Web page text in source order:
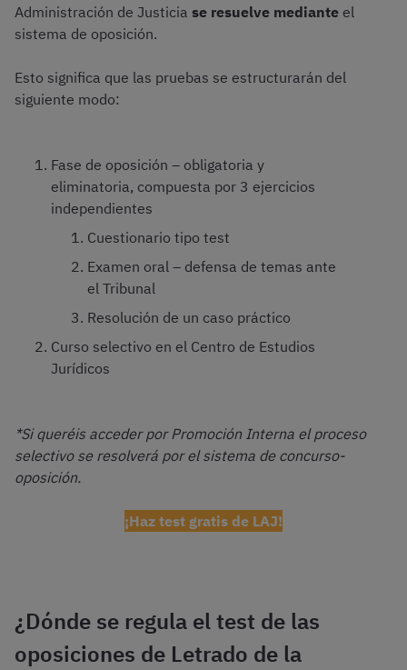
Administración de Justicia se resuelve mediante el
sistema de oposición.
Esto significa que las pruebas se estructurarán del
siguiente modo:
Fase de oposición – obligatoria y
eliminatoria, compuesta por 3 ejercicios
independientes
Cuestionario tipo test
Examen oral – defensa de temas ante
el Tribunal
Resolución de un caso práctico
Curso selectivo en el Centro de Estudios
Jurídicos
*Si queréis acceder por Promoción Interna el proceso
selectivo se resolverá por el sistema de concurso-
oposición.
¡Haz test gratis de LAJ!
¿Dónde se regula el test de las
oposiciones de Letrado de la